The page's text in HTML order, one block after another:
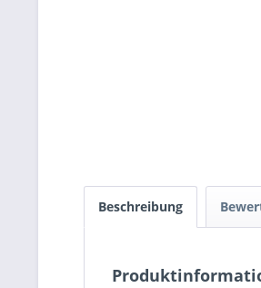
Beschreibung